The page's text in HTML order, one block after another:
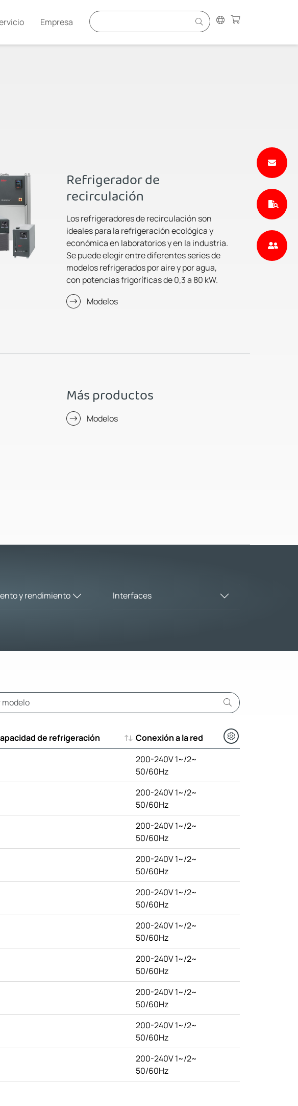
Empresa
Refrigerador de
recirculación
Los refrigeradores de recirculación son
ideales para la refrigeración ecológica y
económica en laboratorios y en la industria.
Se puede elegir entre diferentes series de
modelos refrigerados por aire y por agua,
con potencias frigoríficas de 0,3 a 80 kW.
Modelos
Más productos
Modelos
y rendimiento Interfaces
de refrigeración
Conexión a la red
Conexión a la red
200-240V 1~/2~
50/60Hz
200-240V 1~/2~
50/60Hz
200-240V 1~/2~
50/60Hz
200-240V 1~/2~
50/60Hz
200-240V 1~/2~
50/60Hz
200-240V 1~/2~
50/60Hz
200-240V 1~/2~
50/60Hz
200-240V 1~/2~
50/60Hz
200-240V 1~/2~
50/60Hz
200-240V 1~/2~
50/60Hz